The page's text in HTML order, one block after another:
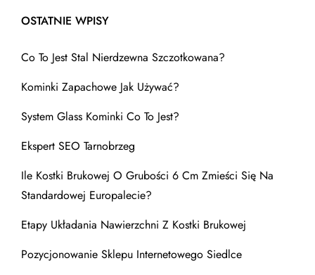
OSTATNIE WPISY
Co To Jest Stal Nierdzewna Szczotkowana?
Kominki Zapachowe Jak Używać?
System Glass Kominki Co To Jest?
Ekspert SEO Tarnobrzeg
Ile Kostki Brukowej O Grubości 6 Cm Zmieści Się Na
Standardowej Europalecie?
Etapy Układania Nawierzchni Z Kostki Brukowej
Pozycjonowanie Sklepu Internetowego Siedlce